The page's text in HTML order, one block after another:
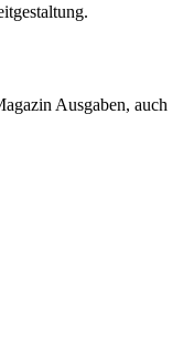
Ausgaben, auch